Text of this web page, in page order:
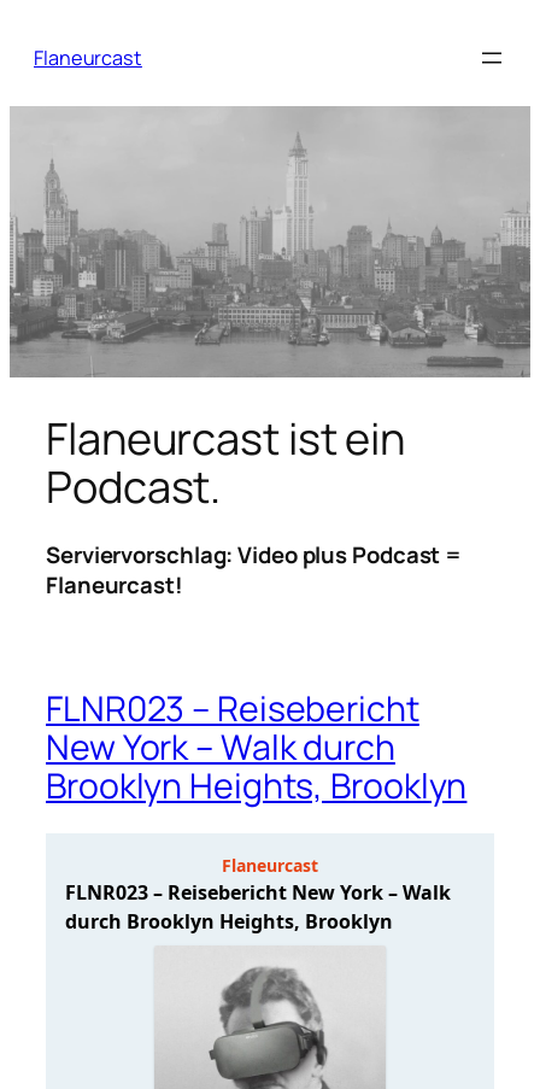
Inhalt
Flaneurcast
Flaneurcast ist ein
Podcast.
Serviervorschlag: Video plus Podcast =
Flaneurcast!
FLNR023 – Reisebericht
New York – Walk durch
Brooklyn Heights, Brooklyn